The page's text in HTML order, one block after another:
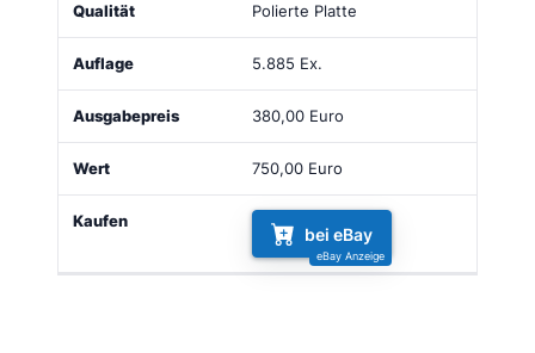
Qualität Ausgabepreis
Polierte Platte
5.885 Ex.
380,00 Euro
750,00 Euro
bei eBay